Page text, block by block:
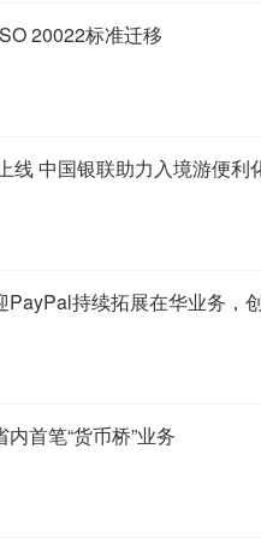
20022标准迁移
线 中国银联助力入境游便利
PayPal持续拓展在华业务，
首笔“货币桥”业务